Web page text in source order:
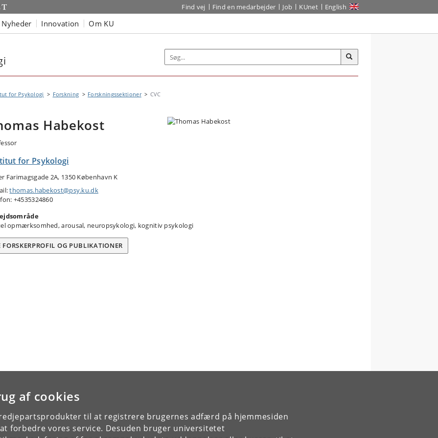
af cookies
til at registrere brugernes adfærd på hjemmesiden
forbedre vores service. Desuden bruger universitetet
Find vej Find en medarbejder Job KUnet English
Nyheder Innovation Om KU
for Psykologi Forskning Forskningssektioner CVC
Habekost
for Psykologi
Farimagsgade 2A, 1350 København K
thomas.habekost@psy.ku.dk
+4535324860
opmærksomhed, arousal, neuropsykologi, kognitiv psykologi
FORSKERPROFIL OG PUBLIKATIONER